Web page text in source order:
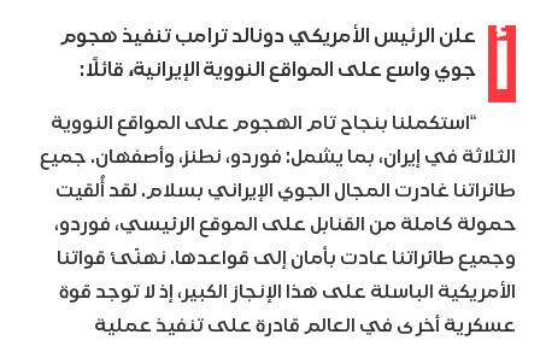
أ
علن الرئيس الأمريكي دونالد ترامب تنفيذ هجوم
جوي واسع على المواقع النووية الإيرانية، قائلًا:
“استكملنا بنجاح تام الهجوم على المواقع النووية
الثلاثة في إيران، بما يشمل: فوردو، نطنز، وأصفهان. جميع
طائراتنا غادرت المجال الجوي الإيراني بسلام. لقد أُلقيت
حمولة كاملة من القنابل على الموقع الرئيسي، فوردو،
وجميع طائراتنا عادت بأمان إلى قواعدها. نهنّئ قواتنا
الأمريكية الباسلة على هذا الإنجاز الكبير، إذ لا توجد قوة
عسكرية أخرى في العالم قادرة على تنفيذ عملية